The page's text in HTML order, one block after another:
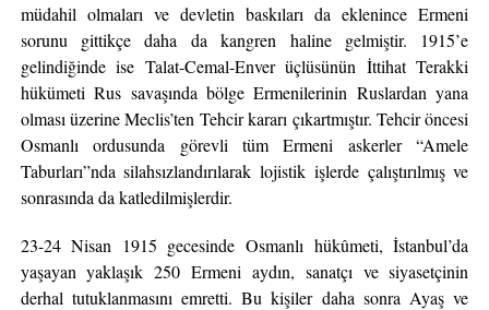
müdahil olmaları ve devletin baskıları da eklenince Ermeni
sorunu gittikçe daha da kangren haline gelmiştir. 1915’e
gelindiğinde ise Talat-Cemal-Enver üçlüsünün İttihat Terakki
hükümeti Rus savaşında bölge Ermenilerinin Ruslardan yana
olması üzerine Meclis’ten Tehcir kararı çıkartmıştır. Tehcir öncesi
Osmanlı ordusunda görevli tüm Ermeni askerler “Amele
Taburları”nda silahsızlandırılarak lojistik işlerde çalıştırılmış ve
sonrasında da katledilmişlerdir.
23-24 Nisan 1915 gecesinde Osmanlı hükûmeti, İstanbul’da
yaşayan yaklaşık 250 Ermeni aydın, sanatçı ve siyasetçinin
derhal tutuklanmasını emretti. Bu kişiler daha sonra Ayaş ve